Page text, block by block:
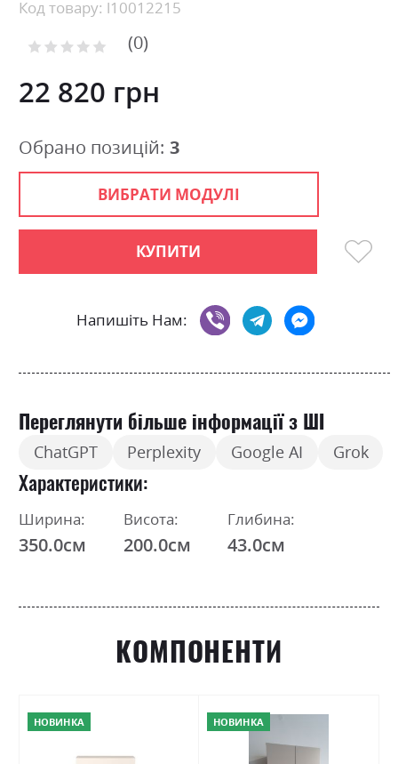
the
gallery
Код товару: l10012215
Рейтинг: 0
22 820 грн
ВИБРАТИ МОДУЛІ
КУПИТИ
Напишіть Нам:
Обрано позицій: 3
Переглянути більше інформації з ШІ
ChatGPT Perplexity Google AI Grok
Характеристики
Ширина:
350.0см
Висота:
200.0см
Глибина:
43.0см
КОМПОНЕНТИ
НОВИНКА НОВИНКА